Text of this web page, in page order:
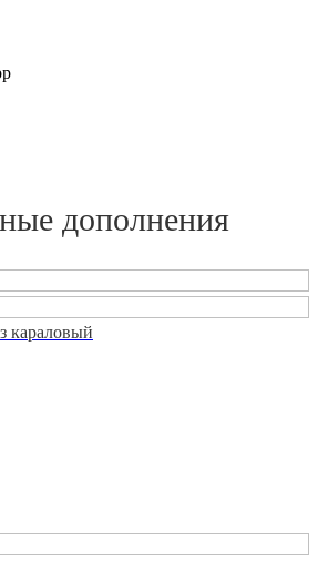
дополнения
караловый